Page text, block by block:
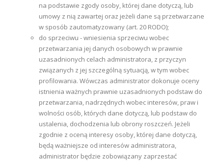
na podstawie zgody osoby, której dane dotyczą, lub
umowy z nią zawartej oraz jeżeli dane są przetwarzane
w sposób zautomatyzowany (art. 20 RODO);
do sprzeciwu - wniesienia sprzeciwu wobec
przetwarzania jej danych osobowych w prawnie
uzasadnionych celach administratora, z przyczyn
związanych z jej szczególną sytuacją, w tym wobec
profilowania. Wówczas administrator dokonuje oceny
istnienia ważnych prawnie uzasadnionych podstaw do
przetwarzania, nadrzędnych wobec interesów, praw i
wolności osób, których dane dotyczą, lub podstaw do
ustalenia, dochodzenia lub obrony roszczeń. Jeżeli
zgodnie z oceną interesy osoby, której dane dotyczą,
będą ważniejsze od interesów administratora,
administrator będzie zobowiązany zaprzestać